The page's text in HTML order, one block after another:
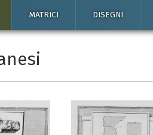
MATRICI DISEGNI